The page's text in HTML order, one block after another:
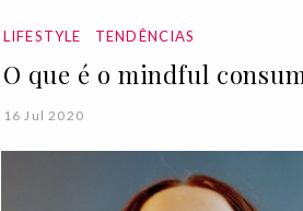
LIFESTYLE TENDÊNCIAS
O que é o mindful
16 Jul 2020